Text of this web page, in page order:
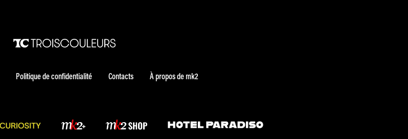
Politique de confidentialité Contacts À propos de mk2